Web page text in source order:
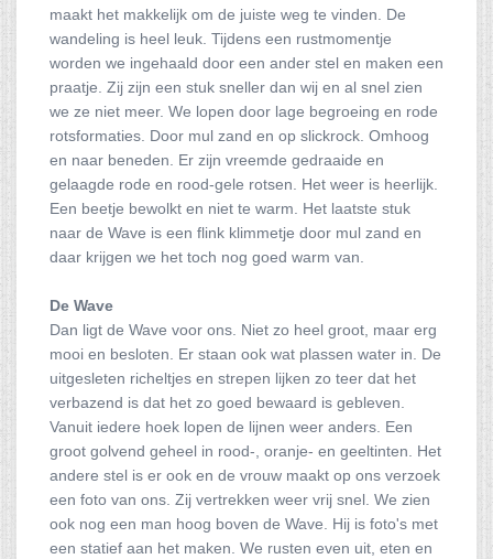
maakt het makkelijk om de juiste weg te vinden. De
wandeling is heel leuk. Tijdens een rustmomentje
worden we ingehaald door een ander stel en maken een
praatje. Zij zijn een stuk sneller dan wij en al snel zien
we ze niet meer. We lopen door lage begroeing en rode
rotsformaties. Door mul zand en op slickrock. Omhoog
en naar beneden. Er zijn vreemde gedraaide en
gelaagde rode en rood-gele rotsen. Het weer is heerlijk.
Een beetje bewolkt en niet te warm. Het laatste stuk
naar de Wave is een flink klimmetje door mul zand en
daar krijgen we het toch nog goed warm van.
De Wave
Dan ligt de Wave voor ons. Niet zo heel groot, maar erg
mooi en besloten. Er staan ook wat plassen water in. De
uitgesleten richeltjes en strepen lijken zo teer dat het
verbazend is dat het zo goed bewaard is gebleven.
Vanuit iedere hoek lopen de lijnen weer anders. Een
groot golvend geheel in rood-, oranje- en geeltinten. Het
andere stel is er ook en de vrouw maakt op ons verzoek
een foto van ons. Zij vertrekken weer vrij snel. We zien
ook nog een man hoog boven de Wave. Hij is foto's met
een statief aan het maken. We rusten even uit, eten en